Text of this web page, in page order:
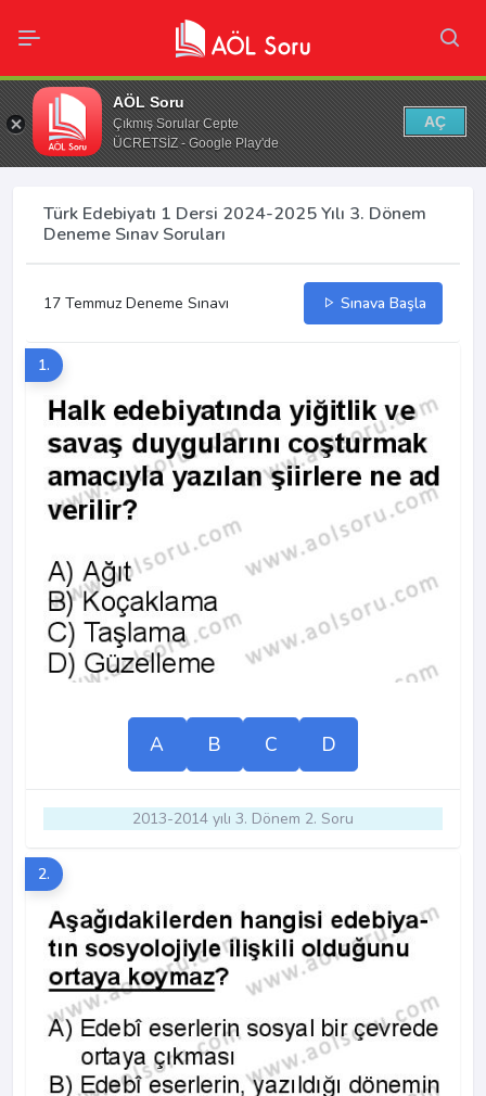
AÖL Soru
Çıkmış Sorular Cepte
ÜCRETSİZ - Google Play'de
AÇ
Türk Edebiyatı 1 Dersi 2024-2025 Yılı 3. Dönem
Deneme Sınav Soruları
17 Temmuz Deneme Sınavı Sınava Başla
1.
A B C D
2013-2014 yılı 3. Dönem 2. Soru
2.